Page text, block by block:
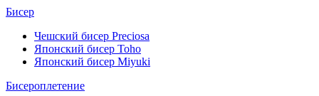
Бисер
Чешский бисер Preciosa
Японский бисер Toho
Японский бисер Miyuki
Бисероплетение